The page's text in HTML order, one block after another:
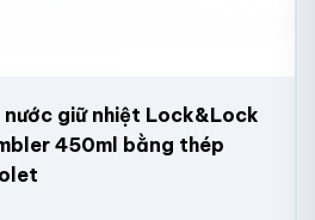
giữ nhiệt Lock&Lock
450ml bằng thép